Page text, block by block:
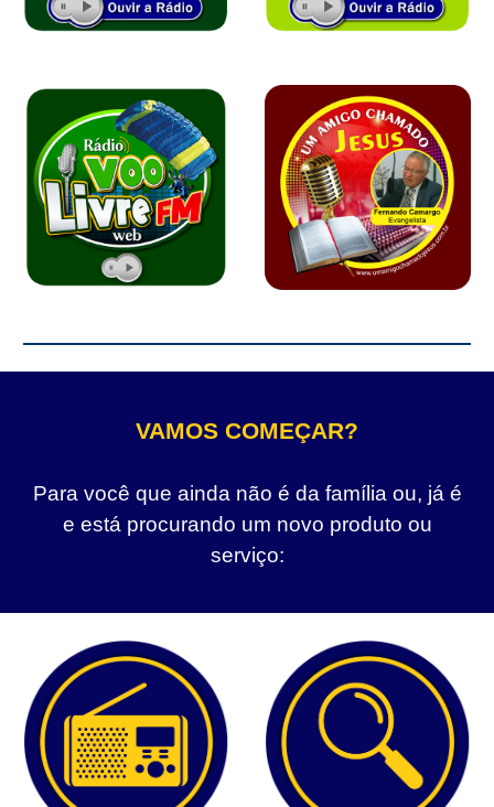
VAMOS COMEÇAR?
Para você que ainda não é da família ou, já é
e está procurando um novo produto ou
serviço: